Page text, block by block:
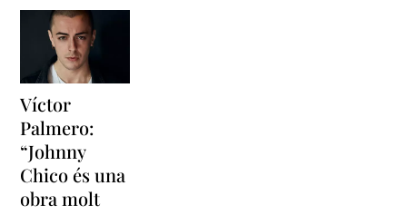
Víctor
Palmero:
“Johnny
Chico és una
obra molt